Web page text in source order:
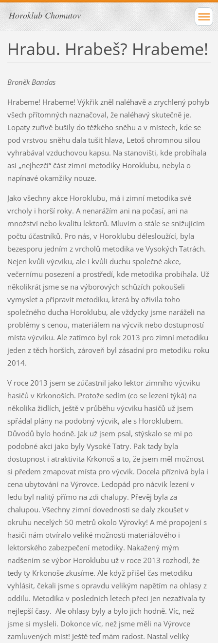
Horoklub Chomutov
Hrabu. Hrabeš? Hrabeme!
Broněk Bandas
Hrabeme! Hrabeme! Výkřik zněl naléhavě a zrychlený pohyb
všech přítomných naznačoval, že naléhavý skutečně je.
Lopaty zuřivě bušily do těžkého sněhu a v místech, kde se
pod vrstvou sněhu dala tušit hlava, Letoš ohromnou silou
vyhrabával vzduchovou kapsu. Na stanovišti, kde probíhala
asi „nejhezčí“ část zimní metodiky Horoklubu, nebyla o
napínavé okamžiky nouze.
Jako všechny akce Horoklubu, má i zimní metodika své
vrcholy i horší roky. A nenarážím ani na počasí, ani na
množství nebo kvalitu lektorů. Mluvím o stále se snižujícím
počtu účastníků. Pro nás, v Horoklubu délesloužící, byla
bezesporu jedním z vrcholů metodika ve Vysokých Tatrách.
Nejen kvůli výcviku, ale i kvůli duchu společné akce,
večernímu posezení a prostředí, kde metodika probíhala. Už
několikrát jsme se na výborových schůzích pokoušeli
vymyslet a připravit metodiku, která by oživila toho
společného ducha Horoklubu, ale vždycky jsme naráželi na
problémy s cenou, materiálem na výcvik nebo dostupností
místa výcviku. Ale zatímco byl rok 2013 pro zimní metodiku
jeden z těch horších, zároveň byl zásadní pro metodiku roku
2014.
V roce 2013 jsem se zúčastnil jako lektor zimního výcviku
hasičů v Krkonoších. Protože sedím (co se lezení týká) na
několika židlích, ještě v průběhu výcviku hasičů už jsem
spřádal plány na podobný výcvik, ale s Horoklubem.
Důvodů bylo hodně. Jak už jsem psal, stýskalo se mi po
podobné akci jako byly Vysoké Tatry. Pak tady byla
dostupnost i atraktivita Krkonoš a to, že jsem měl možnost
si předem zmapovat místa pro výcvik. Docela příznivá byla i
cena ubytování na Výrovce. Ledopád pro nácvik lezení v
ledu byl nalitý přímo na zdi chalupy. Převěj byla za
chalupou. Všechny zimní dovednosti se daly zkoušet v
okruhu necelých 50 metrů okolo Výrovky! A mé propojení s
hasiči nám otvíralo veliké možnosti materiálového i
lektorského zabezpečení metodiky. Nakažený mým
nadšením se výbor Horoklubu už v roce 2013 rozhodl, že
tedy ty Krkonoše zkusíme. Ale když přišel čas metodiku
vyhlásit, čekali jsme s opravdu velikým napětím na ohlasy z
oddílu. Metodika v posledních letech přeci jen nezažívala ty
nejlepší časy. Ale ohlasy byly a bylo jich hodně. Víc, než
jsme si mysleli. Dokonce víc, než jsme měli na Výrovce
zamluvených míst! Ještě teď mám radost. Nastal veliký